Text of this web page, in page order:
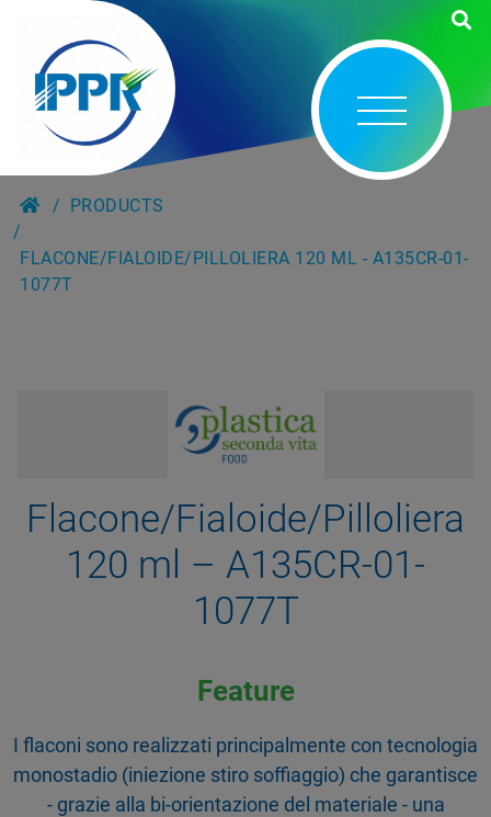
PRODUCTS
FLACONE/FIALOIDE/PILLOLIERA 120 ML - A135CR-01-
1077T
Flacone/Fialoide/Pilloliera
120 ml – A135CR-01-
1077T
Feature
I flaconi sono realizzati principalmente con tecnologia
monostadio (iniezione stiro soffiaggio) che garantisce
- grazie alla bi-orientazione del materiale - una